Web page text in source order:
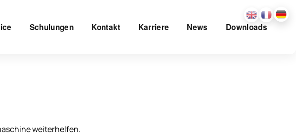
Schulungen Kontakt Karriere News Downloads
weiterhelfen.